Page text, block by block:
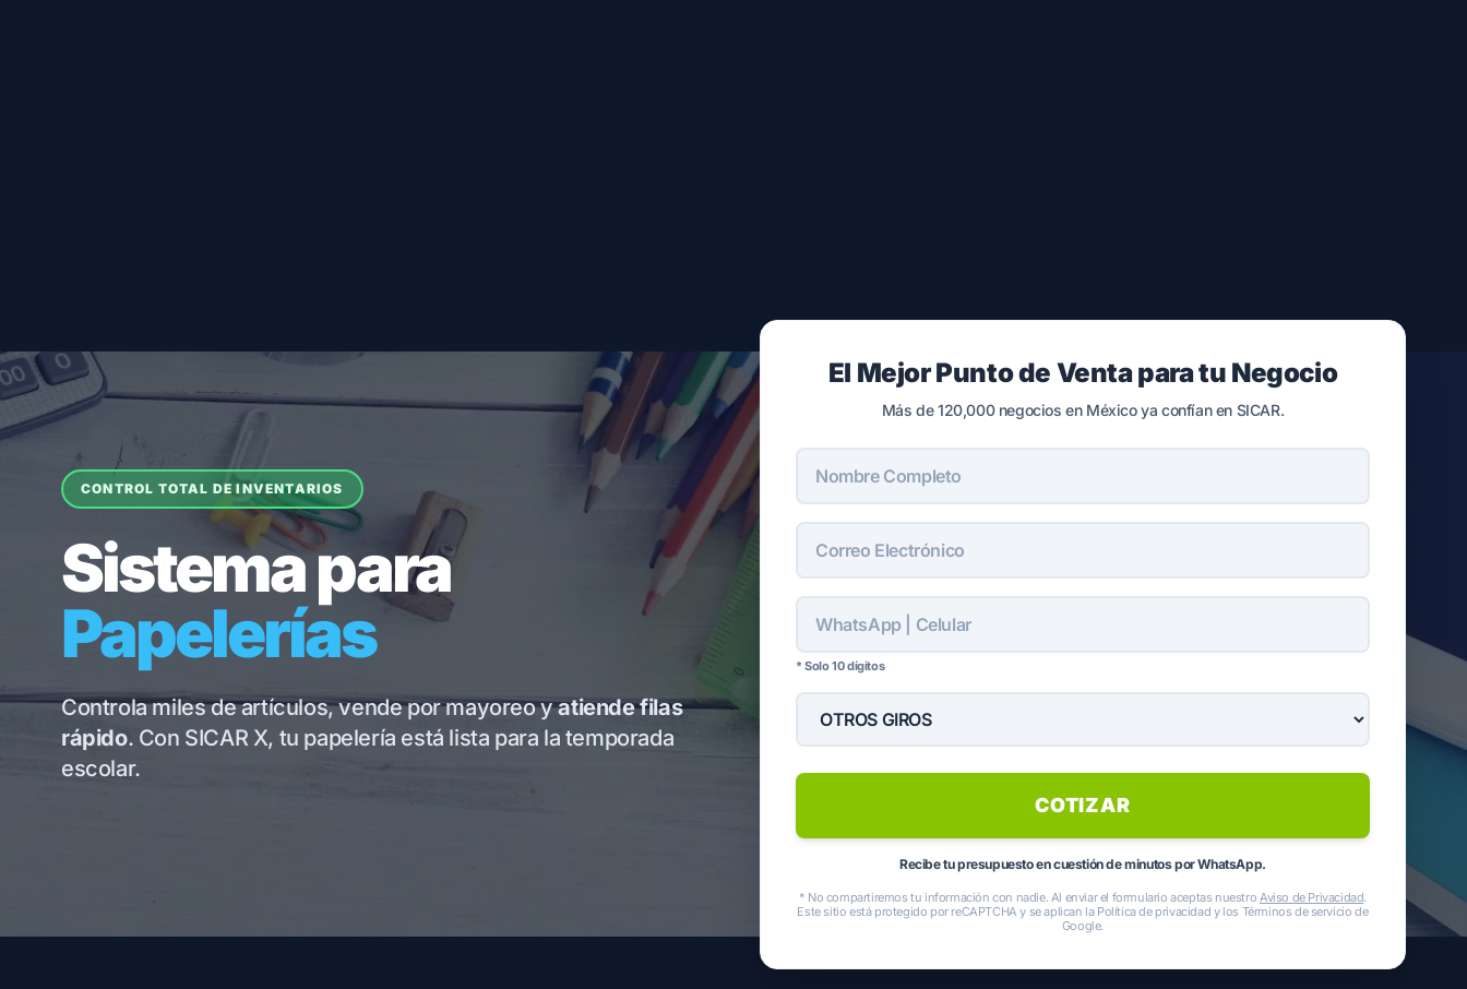
CONTROL TOTAL DE INVENTARIOS
Sistema para
Papelerías
Controla miles de artículos, vende por mayoreo yatiende filas
rápido. Con SICAR X, tu papelería está lista para la temporada
escolar.
El Mejor Punto de Venta para tu Negocio
Más de 120,000 negocios en México ya confían en SICAR.
* Solo 10 dígitos
COTIZAR
Recibe tu presupuesto en cuestión de minutos por WhatsApp.
* No compartiremos tu información con nadie. Al enviar el formulario aceptas nuestro Aviso de Privacidad.
Este sitio está protegido por reCAPTCHA y se aplican la Política de privacidad y los Términos de servicio de
Google.